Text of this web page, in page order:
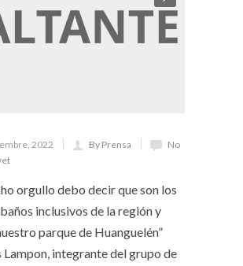
2022 By Prensa
No
orgullo debo decir que son los
inclusivos de la región y
parque de Huanguelén”
Lampon, integrante del grupo de